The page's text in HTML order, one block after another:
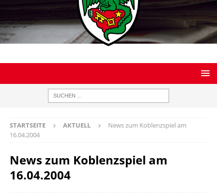
STARTSEITE AKTUELL
News zum Koblenzspiel am
16.04.2004
News zum Koblenzspiel am
16.04.2004